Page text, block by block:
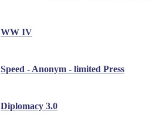
WW IV
Speed - Anonym - limited Press
Diplomacy 3.0